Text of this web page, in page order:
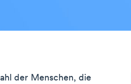
der Menschen, die